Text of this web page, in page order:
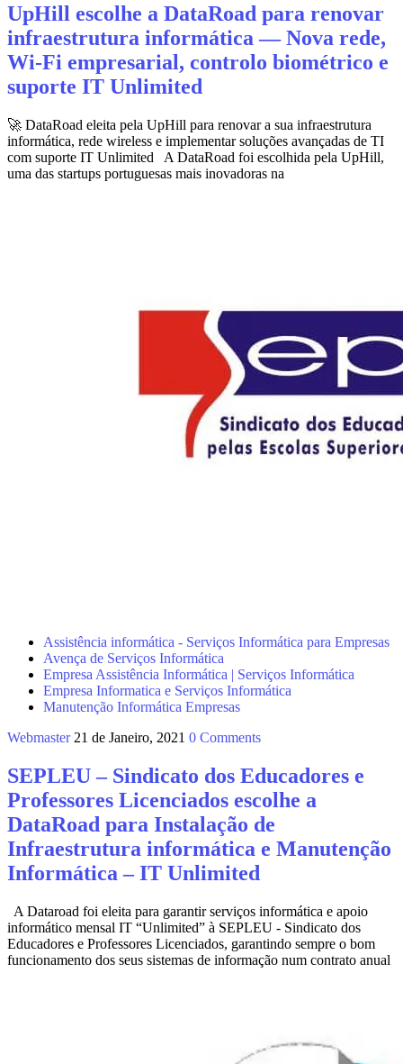
UpHill escolhe a DataRoad para renovar
infraestrutura informática — Nova rede,
Wi‑Fi empresarial, controlo biométrico e
suporte IT Unlimited
🚀 DataRoad eleita pela UpHill para renovar a sua infraestrutura
informática, rede wireless e implementar soluções avançadas de TI
com suporte IT Unlimited A DataRoad foi escolhida pela UpHill,
uma das startups portuguesas mais inovadoras na
Assistência informática - Serviços Informática para Empresas
Avença de Serviços Informática
Empresa Assistência Informática | Serviços Informática
Empresa Informatica e Serviços Informática
Manutenção Informática Empresas
Webmaster 21 de Janeiro, 2021 0 Comments
SEPLEU – Sindicato dos Educadores e
Professores Licenciados escolhe a
DataRoad para Instalação de
Infraestrutura informática e Manutenção
Informática – IT Unlimited
A Dataroad foi eleita para garantir serviços informática e apoio
informático mensal IT “Unlimited” à SEPLEU - Sindicato dos
Educadores e Professores Licenciados, garantindo sempre o bom
funcionamento dos seus sistemas de informação num contrato anual